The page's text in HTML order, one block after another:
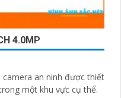
4.0MP
camera an ninh được thiết
một khu vực cụ thể.